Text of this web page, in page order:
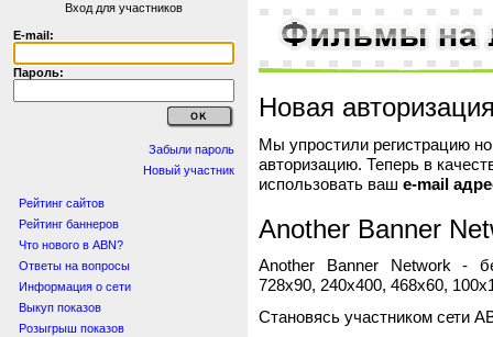
Вход для участников
E-mail:
Пароль:
Забыли пароль
Новый участник
Рейтинг сайтов
Рейтинг баннеров
Что нового в ABN?
Ответы на вопросы
Информация о сети
Выкуп показов
Розыгрыш показов
Новая
Мы упростили регистрацию
авторизацию. Теперь в
использовать ваш e-mail
Another Banner
Another Banner Network -
728x90, 240x400, 468x60,
Становясь участником сети